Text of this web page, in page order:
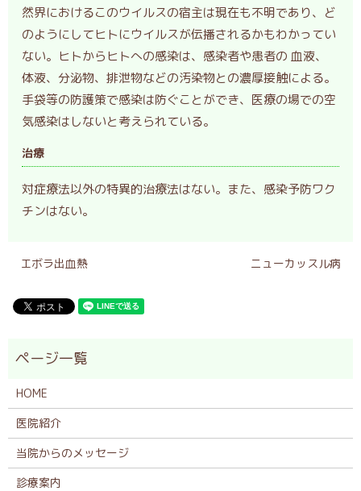
然界におけるこのウイルスの宿主は現在も不明であり、ど
のようにしてヒトにウイルスが伝播されるかもわかってい
ない。ヒトからヒトへの感染は、感染者や患者の 血液、
体液、分泌物、排泄物などの汚染物との濃厚接触による。
手袋等の防護策で感染は防ぐことができ、医療の場での空
気感染はしないと考えられている。
治療
対症療法以外の特異的治療法はない。また、感染予防ワク
チンはない。
エボラ出血熱 ニューカッスル病
HOME
医院紹介
当院からのメッセージ
診療案内